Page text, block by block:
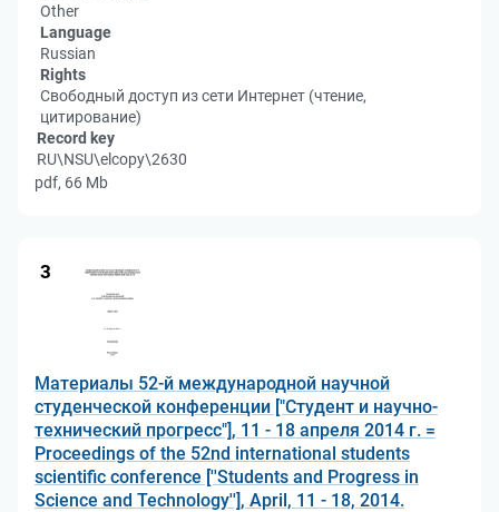
Other
Language
Russian
Rights
Свободный доступ из сети Интернет (чтение,
цитирование)
Record key
RU\NSU\elcopy\2630
pdf, 66 Mb
3
Материалы 52-й международной научной
студенческой конференции ["Студент и научно-
технический прогресс"], 11 - 18 апреля 2014 г. =
Proceedings of the 52nd international students
scientific conference [''Students and Progress in
Science and Technology''], April, 11 - 18, 2014.